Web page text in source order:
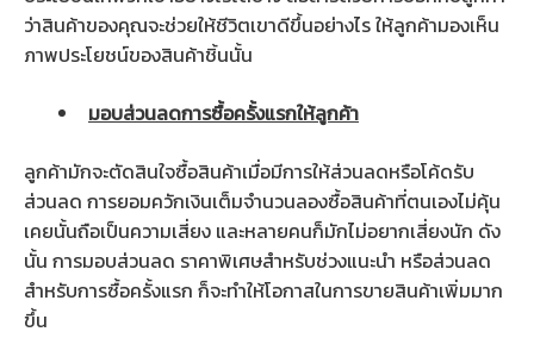
ว่าสินค้าของคุณจะช่วยให้ชีวิตเขาดีขึ้นอย่างไร ให้ลูกค้ามองเห็น
ภาพประโยชน์ของสินค้าชิ้นนั้น
มอบส่วนลดการซื้อครั้งแรกให้ลูกค้า
ลูกค้ามักจะตัดสินใจซื้อสินค้าเมื่อมีการให้ส่วนลดหรือโค้ดรับ
ส่วนลด การยอมควักเงินเต็มจำนวนลองซื้อสินค้าที่ตนเองไม่คุ้น
เคยนั้นถือเป็นความเสี่ยง และหลายคนก็มักไม่อยากเสี่ยงนัก ดัง
นั้น การมอบส่วนลด ราคาพิเศษสำหรับช่วงแนะนำ หรือส่วนลด
สำหรับการซื้อครั้งแรก ก็จะทำให้โอกาสในการขายสินค้าเพิ่มมาก
ขึ้น